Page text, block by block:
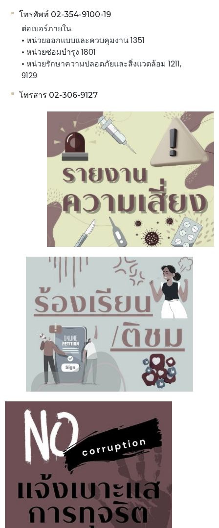
โทรศัพท์ 02-354-9100-19
ต่อเบอร์ภายใน
• หน่วยออกแบบและควบคุมงาน 1351
• หน่วยซ่อมบำรุง 1801
• หน่วยรักษาความปลอดภัยและสิ่งแวดล้อม 1211,
9129
โทรสาร 02-306-9127